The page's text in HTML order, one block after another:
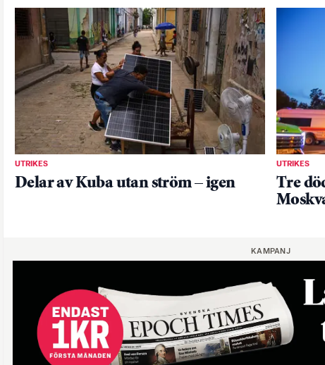
UTRIKES
Delar av Kuba utan ström – igen
UTRIKES
Tre
KAMPANJ